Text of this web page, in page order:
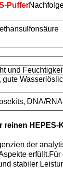
Puffer
und
gute
DNA/
reinen HEPES-
der
stabiler